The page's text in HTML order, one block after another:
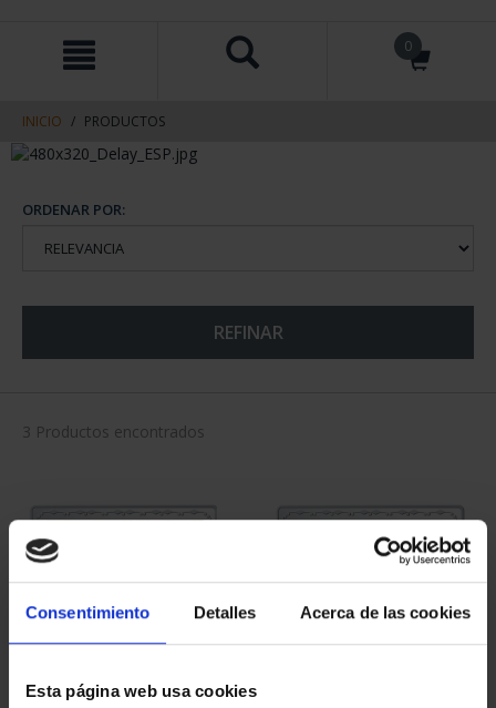
Consentimiento Detalles Acerca de las cookies
Esta página web usa cookies
contenido
navegacin
0
INICIO PRODUCTOS
ORDENAR POR:
REFINAR
3 Productos encontrados